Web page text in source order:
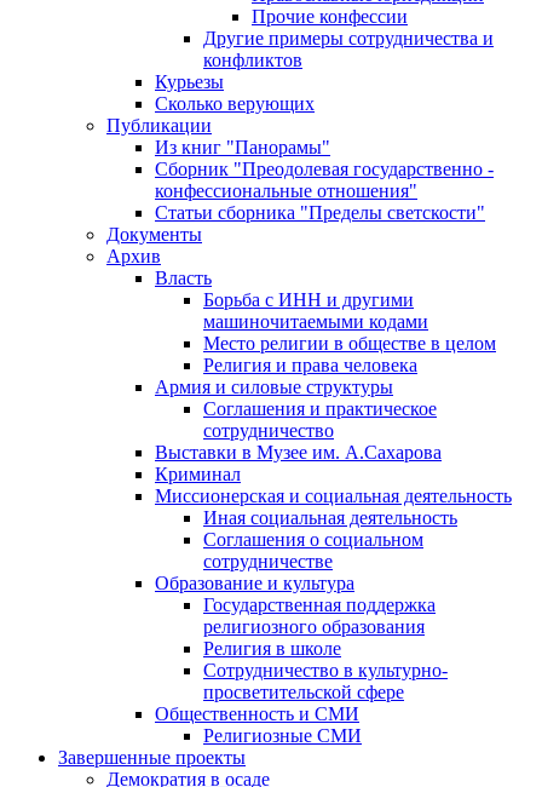
Прочие конфессии
Другие примеры сотрудничества и
конфликтов
Курьезы
Сколько верующих
Публикации
Из книг "Панорамы"
Сборник "Преодолевая государственно -
конфессиональные отношения"
Статьи сборника "Пределы светскости"
Документы
Архив
Власть
Борьба с ИНН и другими
машиночитаемыми кодами
Место религии в обществе в целом
Религия и права человека
Армия и силовые структуры
Соглашения и практическое
сотрудничество
Выставки в Музее им. А.Сахарова
Криминал
Миссионерская и социальная деятельность
Иная социальная деятельность
Соглашения о социальном
сотрудничестве
Образование и культура
Государственная поддержка
религиозного образования
Религия в школе
Сотрудничество в культурно-
просветительской сфере
Общественность и СМИ
Религиозные СМИ
Завершенные проекты
Демократия в осаде